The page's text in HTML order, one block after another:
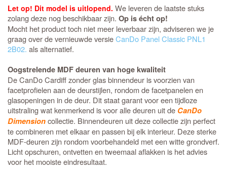
Let op! Dit model is uitlopend. We leveren de laatste stuks
zolang deze nog beschikbaar zijn. Op is écht op!
Mocht het product toch niet meer leverbaar zijn, adviseren we je
graag over de vernieuwde versieCanDo Panel Classic PNL1
2B02. als alternatief.
Oogstrelende MDF deuren van hoge kwaliteit
De CanDo Cardiff zonder glas binnendeur is voorzien van
facetprofielen aan de deurstijlen, rondom de facetpanelen en
glasopeningen in de deur. Dit staat garant voor een tijdloze
uitstraling wat kenmerkend is voor alle deuren uit de CanDo
Dimensioncollectie. Binnendeuren uit deze collectie zijn perfect
te combineren met elkaar en passen bij elk interieur. Deze sterke
MDF-deuren zijn rondom voorbehandeld met een witte grondverf.
Licht opschuren, ontvetten en tweemaal aflakken is het advies
voor het mooiste eindresultaat.